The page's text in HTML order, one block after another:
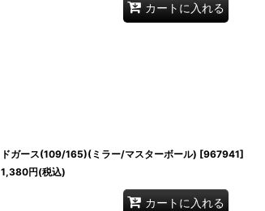
カートに入れる
ドガース(109/165)(ミラー/マスターボール) [967941]
1,380円(税込)
カートに入れる